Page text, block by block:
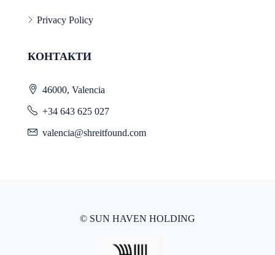
Privacy Policy
КОНТАКТИ
46000, Valencia
+34 643 625 027
valencia@shreitfound.com
© SUN HAVEN HOLDING